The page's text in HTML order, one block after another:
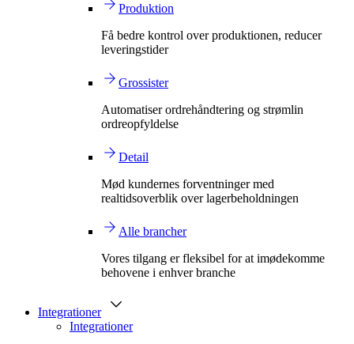
Produktion
Få bedre kontrol over produktionen, reducer
leveringstider
Grossister
Automatiser ordrehåndtering og strømlin
ordreopfyldelse
Detail
Mød kundernes forventninger med
realtidsoverblik over lagerbeholdningen
Alle brancher
Vores tilgang er fleksibel for at imødekomme
behovene i enhver branche
Integrationer
Integrationer